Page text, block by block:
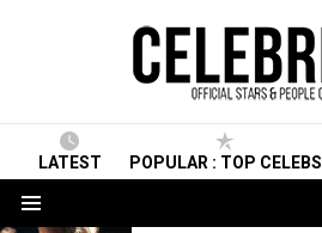
LATEST POPULAR : TOP CELEBS